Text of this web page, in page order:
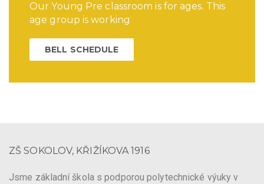
Our Young Pre classroom is for ages. This
age group is working
BELL SCHEDULE
ZŠ SOKOLOV, KŘIŽÍKOVA 1916
Jsme základní škola s podporou polytechnické výuky v